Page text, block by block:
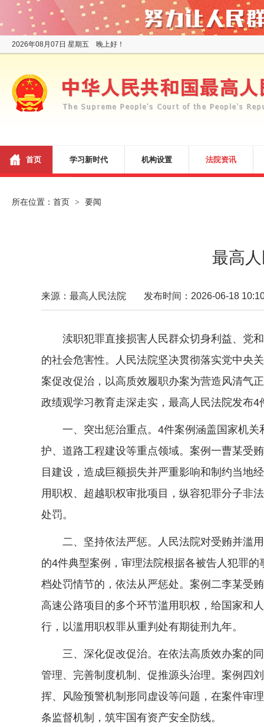
2026年08月07日 星期五 晚上好！
首页 学习新时代 机构设置 法院资讯
所在位置： 首页 > 要闻
最高
来源：最高人民法院 发布时间：2026-06-18
渎职犯罪直接损害人民群众切身利益、党和
的社会危害性。人民法院坚决贯彻落实党中央
案促改促治，以高质效履职办案为营造风清气
政绩观学习教育走深走实，最高人民法院发布
一、突出惩治重点。4件案例涵盖国家机关
护、道路工程建设等重点领域。案例一曹某受
目建设，造成巨额损失并严重影响和制约当地
用职权、超越职权审批项目，纵容犯罪分子非
处罚。
二、坚持依法严惩。人民法院对受贿并滥用
的4件典型案例，审理法院根据各被告人犯罪
档处罚情节的，依法从严惩处。案例二李某受
高速公路项目的多个环节滥用职权，给国家和
行，以滥用职权罪从重判处有期徒刑九年。
三、深化促改促治。在依法高质效办案的同
管理、完善制度机制、促推源头治理。案例四
挥、风险预警机制形同虚设等问题，在案件审
条监督机制，筑牢国有资产安全防线。